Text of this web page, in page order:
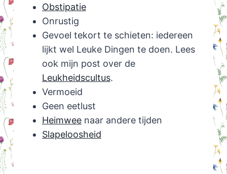
Obstipatie
Onrustig
Gevoel tekort te schieten: iedereen
lijkt wel Leuke Dingen te doen. Lees
ook mijn post over de
Leukheidscultus.
Vermoeid
Geen eetlust
Heimweenaar andere tijden
Slapeloosheid